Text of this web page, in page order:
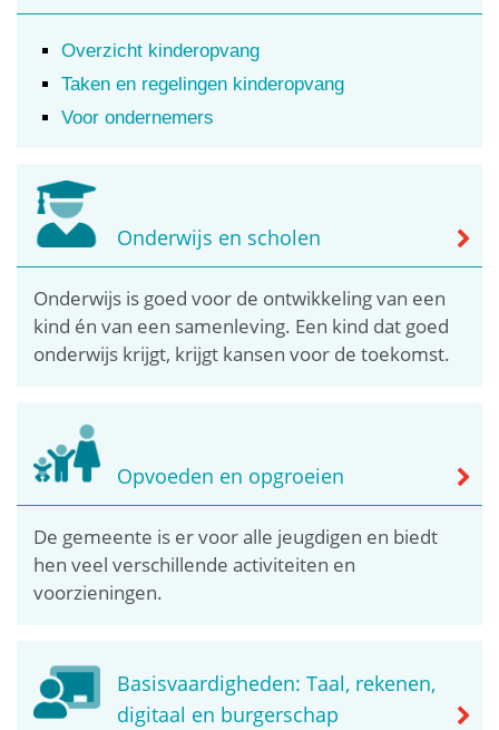
Overzicht kinderopvang
Taken en regelingen kinderopvang
Voor ondernemers
Onderwijs en scholen
Onderwijs is goed voor de ontwikkeling van een
kind én van een samenleving. Een kind dat goed
onderwijs krijgt, krijgt kansen voor de toekomst.
Opvoeden en opgroeien
De gemeente is er voor alle jeugdigen en biedt
hen veel verschillende activiteiten en
voorzieningen.
Basisvaardigheden: Taal, rekenen,
digitaal en burgerschap